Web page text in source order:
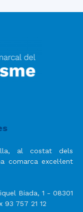
al costat dels
comarca excel·lent
Biada, 1 - 08301
93 757 21 12